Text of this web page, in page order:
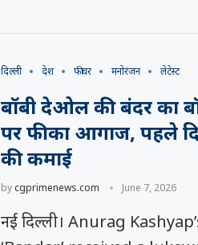
दिल्ली देश फीचर मनोरंजन लेटेस्ट
बॉबी देओल की बंदर का
पर फीका आगाज, पहले
की कमाई
bycgprimenews.com June 7, 2026
नई दिल्ली। Anurag